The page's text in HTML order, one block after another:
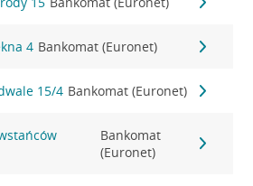
4 Bankomat (Euronet)
15/4 Bankomat (Euronet)
Bankomat
(Euronet)